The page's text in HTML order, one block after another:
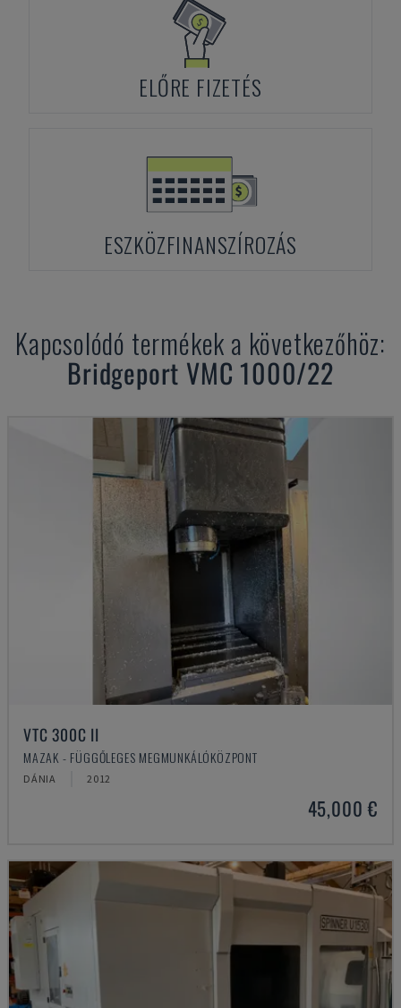
ELŐRE FIZETÉS
ESZKÖZFINANSZÍROZÁS
Kapcsolódó termékek a következőhöz:
Bridgeport VMC 1000/22
VTC 300C II
MAZAK - FÜGGŐLEGES MEGMUNKÁLÓKÖZPONT
DÁNIA 2012
45,000 €